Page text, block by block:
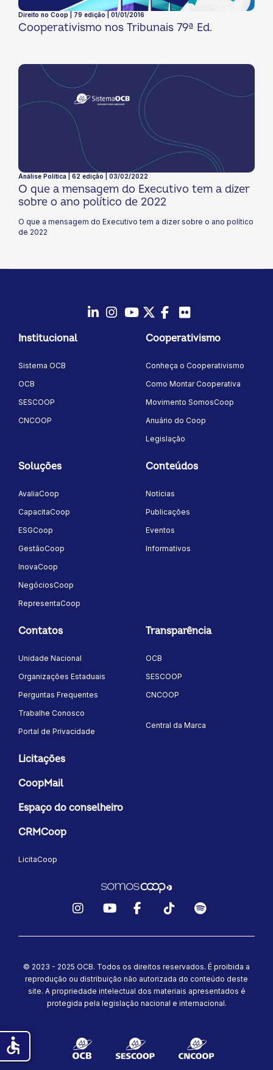
Direito no Coop | 79 edição | 01/01/2016
Cooperativismo nos Tribunais 79ª Ed.
Análise Política | 62 edição | 03/02/2022
O que a mensagem do Executivo tem a dizer
sobre o ano político de 2022
O que a mensagem do Executivo tem a dizer sobre o ano político
de 2022
Instagram
YoutubeTwitter/X
Facebook
Institucional
Sistema OCB
OCB
SESCOOP
CNCOOP
Cooperativismo
Conheça o Cooperativismo
Como Montar Cooperativa
Movimento SomosCoop
Anuário do Coop
Legislação
Soluções
AvaliaCoop
CapacitaCoop
ESGCoop
GestãoCoop
InovaCoop
NegóciosCoop
RepresentaCoop
Conteúdos
Notícias
Publicações
Eventos
Informativos
Contatos
Unidade Nacional
Organizações Estaduais
Perguntas Frequentes
Trabalhe Conosco
Portal de Privacidade
Transparência
OCB
SESCOOP
CNCOOP
Central da Marca
Licitações
CoopMail
Espaço do conselheiro
CRMCoop
LicitaCoop
© 2023 - 2025 OCB. Todos os direitos reservados. É proibida a
reprodução ou distribuição não autorizada do conteúdo deste
site. A propriedade intelectual dos materiais apresentados é
protegida pela legislação nacional e internacional.
accessible